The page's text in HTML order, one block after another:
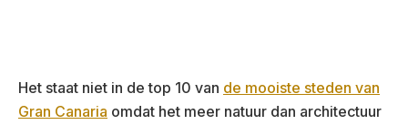
Het staat niet in de top 10 van de mooiste steden van
Gran Canaria omdat het meer natuur dan architectuur